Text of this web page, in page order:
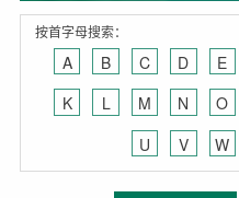
按首字母搜索：
A B C D E
K
L M N O
U
V W